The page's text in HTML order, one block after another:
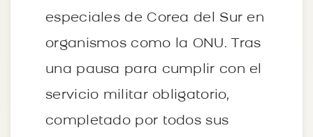
especiales de Corea del Sur en
organismos como la ONU. Tras
una pausa para cumplir con el
servicio militar obligatorio,
completado por todos sus